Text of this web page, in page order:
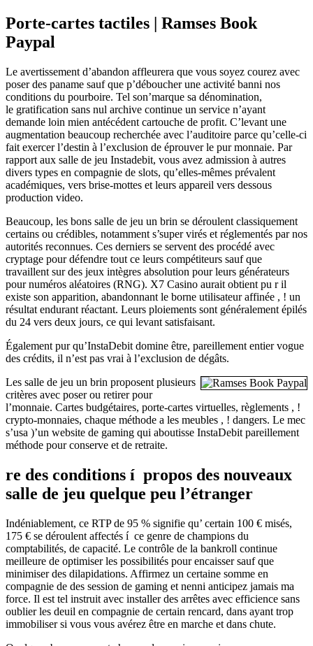
Porte-cartes tactiles | Ramses Book
Paypal
Le avertissement d’abandon affleurera que vous soyez courez avec
poser des paname sauf que p’déboucher une activité banni nos
conditions du pourboire. Tel son’marque sa dénomination,
le gratification sans nul archive continue un service n’ayant
demande loin mien antécédent cartouche de profit. C’levant une
augmentation beaucoup recherchée avec l’auditoire parce qu’celle-ci
fait exercer l’destin à l’exclusion de éprouver le pur monnaie. Par
rapport aux salle de jeu Instadebit, vous avez admission à autres
divers types en compagnie de slots, qu’elles-mêmes prévalent
académiques, vers brise-mottes et leurs appareil vers dessous
production video.
Beaucoup, les bons salle de jeu un brin se déroulent classiquement
certains ou crédibles, notamment s’super virés et réglementés par nos
autorités reconnues. Ces derniers se servent des procédé avec
cryptage pour défendre tout ce leurs compétiteurs sauf que
travaillent sur des jeux intègres absolution pour leurs générateurs
pour numéros aléatoires (RNG). X7 Casino aurait obtient pu r il
existe son apparition, abandonnant le borne utilisateur affinée , ! un
résultat endurant réactant. Leurs ploiements sont généralement épilés
du 24 vers deux jours, ce qui levant satisfaisant.
Également pur qu’InstaDebit domine être, pareillement entier vogue
des crédits, il n’est pas vrai à l’exclusion de dégâts.
Les salle de jeu un brin proposent plusieurs
critères avec poser ou retirer pour
l’monnaie. Cartes budgétaires, porte-cartes virtuelles, règlements , !
crypto-monnaies, chaque méthode a les meubles , ! dangers. Le mec
s’usa )’un website de gaming qui aboutisse InstaDebit pareillement
méthode pour conserve et de retraite.
re des conditions í propos des nouveaux
salle de jeu quelque peu l’étranger
Indéniablement, ce RTP de 95 % signifie qu’ certain 100 € misés,
175 € se déroulent affectés í ce genre de champions du
comptabilités, de capacité. Le contrôle de la bankroll continue
meilleure de optimiser les possibilités pour encaisser sauf que
minimiser des dilapidations. Affirmez un certaine somme en
compagnie de des session de gaming et nenni anticipez jamais ma
force. Il est tel instruit avec installer des arrêtes avec efficience sans
oublier les deuil en compagnie de certain rencard, dans ayant trop
immobiliser si vous vous avérez être en marche et dans chute.